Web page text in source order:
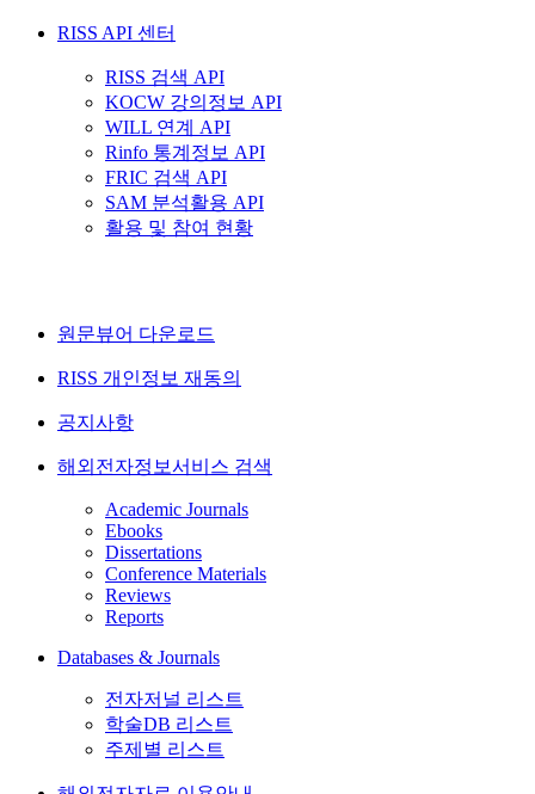
RISS API 센터
RISS 검색 API
KOCW 강의정보 API
WILL 연계 API
Rinfo 통계정보 API
FRIC 검색 API
SAM 분석활용 API
활용 및 참여 현황
원문뷰어 다운로드
RISS 개인정보 재동의
공지사항
해외전자정보서비스 검색
Academic Journals
Ebooks
Dissertations
Conference Materials
Reviews
Reports
Databases & Journals
전자저널 리스트
학술DB 리스트
주제별 리스트